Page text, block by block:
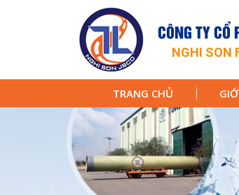
CÔNG TY CỔ
NGHI SON
TRANG CHỦ